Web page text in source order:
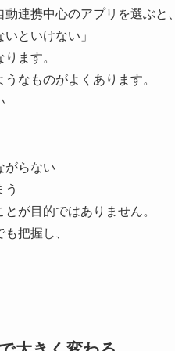
連携中心のアプリを選ぶと、
といけない」
ます。
なものがよくあります。
がらない
う
が目的ではありません。
把握し、